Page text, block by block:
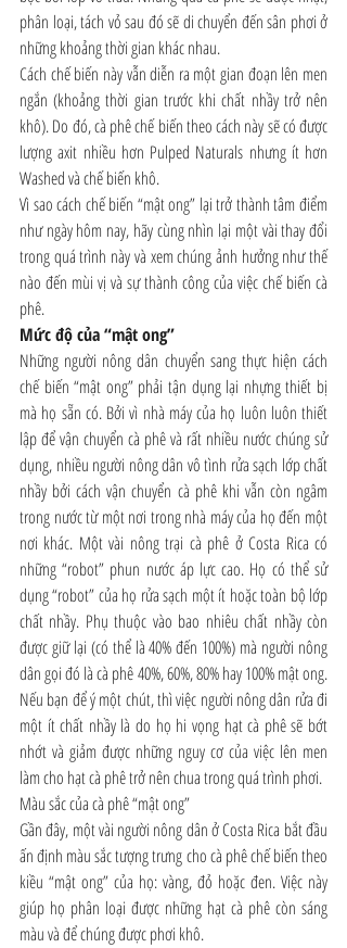
phân loại, tách vỏ sau đó sẽ di chuyển đến sân phơi ở
những khoảng thời gian khác nhau.
Cách chế biến này vẫn diễn ra một gian đoạn lên men
ngắn (khoảng thời gian trước khi chất nhầy trở nên
khô). Do đó, cà phê chế biến theo cách này sẽ có được
lượng axit nhiều hơn Pulped Naturals nhưng ít hơn
Washed và chế biến khô.
Vì sao cách chế biến “mật ong” lại trở thành tâm điểm
như ngày hôm nay, hãy cùng nhìn lại một vài thay đổi
trong quá trình này và xem chúng ảnh hưởng như thế
nào đến mùi vị và sự thành công của việc chế biến cà
phê.
Mức độ của “mật ong”
Những người nông dân chuyển sang thực hiện cách
chế biến “mật ong” phải tận dụng lại nhựng thiết bị
mà họ sẵn có. Bởi vì nhà máy của họ luôn luôn thiết
lập để vận chuyển cà phê và rất nhiều nước chúng sử
dụng, nhiều người nông dân vô tình rửa sạch lớp chất
nhầy bởi cách vận chuyển cà phê khi vẫn còn ngâm
trong nước từ một nơi trong nhà máy của họ đến một
nơi khác. Một vài nông trại cà phê ở Costa Rica có
những “robot” phun nước áp lực cao. Họ có thể sử
dụng “robot” của họ rửa sạch một ít hoặc toàn bộ lớp
chất nhầy. Phụ thuộc vào bao nhiêu chất nhầy còn
được giữ lại (có thể là 40% đến 100%) mà người nông
dân gọi đó là cà phê 40%, 60%, 80% hay 100% mật ong.
Nếu bạn để ý một chút, thì việc người nông dân rửa đi
một ít chất nhầy là do họ hi vọng hạt cà phê sẽ bớt
nhớt và giảm được những nguy cơ của việc lên men
làm cho hạt cà phê trở nên chua trong quá trình phơi.
Màu sắc của cà phê “mật ong”
Gần đây, một vài người nông dân ở Costa Rica bắt đầu
ấn định màu sắc tượng trưng cho cà phê chế biến theo
kiều “mật ong” của họ: vàng, đỏ hoặc đen. Việc này
giúp họ phân loại được những hạt cà phê còn sáng
màu và để chúng được phơi khô.